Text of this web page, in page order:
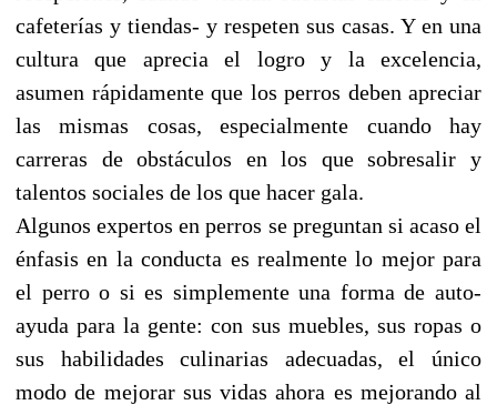
cafeterías y tiendas- y respeten sus casas. Y en una
cultura que aprecia el logro y la excelencia,
asumen rápidamente que los perros deben apreciar
las mismas cosas, especialmente cuando hay
carreras de obstáculos en los que sobresalir y
talentos sociales de los que hacer gala.
Algunos expertos en perros se preguntan si acaso el
énfasis en la conducta es realmente lo mejor para
el perro o si es simplemente una forma de auto-
ayuda para la gente: con sus muebles, sus ropas o
sus habilidades culinarias adecuadas, el único
modo de mejorar sus vidas ahora es mejorando al